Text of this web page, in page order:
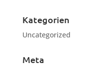
Kategorien
Uncategorized
Meta